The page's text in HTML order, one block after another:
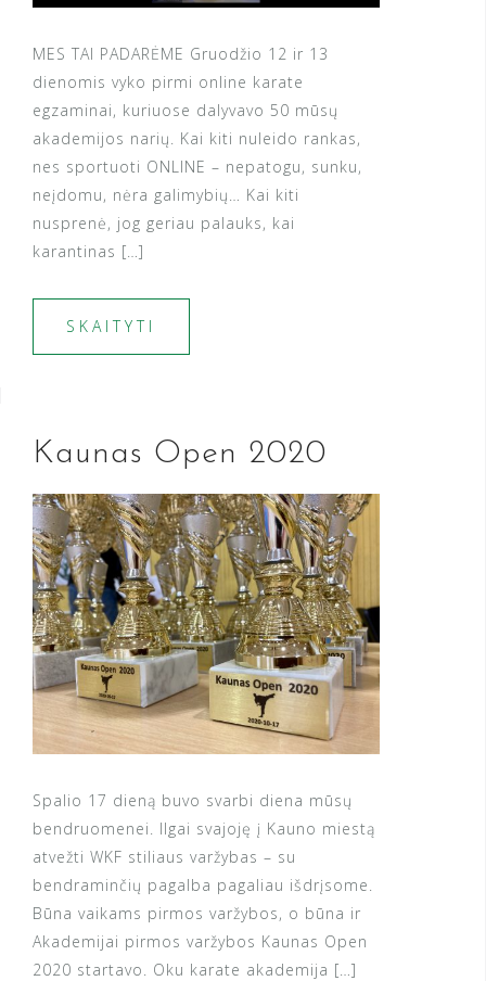
MES TAI PADARĖME Gruodžio 12 ir 13
dienomis vyko pirmi online karate
egzaminai, kuriuose dalyvavo 50 mūsų
akademijos narių. Kai kiti nuleido rankas,
nes sportuoti ONLINE – nepatogu, sunku,
neįdomu, nėra galimybių… Kai kiti
nusprenė, jog geriau palauks, kai
karantinas […]
SKAITYTI
Kaunas Open 2020
Spalio 17 dieną buvo svarbi diena mūsų
bendruomenei. Ilgai svajoję į Kauno miestą
atvežti WKF stiliaus varžybas – su
bendraminčių pagalba pagaliau išdrįsome.
Būna vaikams pirmos varžybos, o būna ir
Akademijai pirmos varžybos Kaunas Open
2020 startavo. Oku karate akademija […]